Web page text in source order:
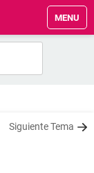
MENU
Siguiente Tema